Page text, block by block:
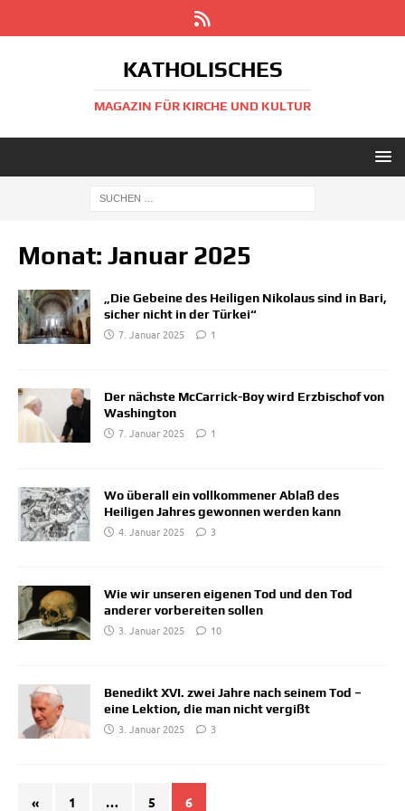
KATHOLISCHES
MAGAZIN FÜR KIRCHE UND KULTUR
Monat: Januar 2025
„Die Gebeine des Heiligen Nikolaus sind in Bari,
sicher nicht in der Türkei“
7. Januar 2025
1
Der nächste McCarrick-Boy wird Erzbischof von
Washington
7. Januar 2025
1
Wo überall ein vollkommener Ablaß des
Heiligen Jahres gewonnen werden kann
4. Januar 2025
3
Wie wir unseren eigenen Tod und den Tod
anderer vorbereiten sollen
3. Januar 2025
10
Benedikt XVI. zwei Jahre nach seinem Tod –
eine Lektion, die man nicht vergißt
3. Januar 2025
3
« 1 … 5 6